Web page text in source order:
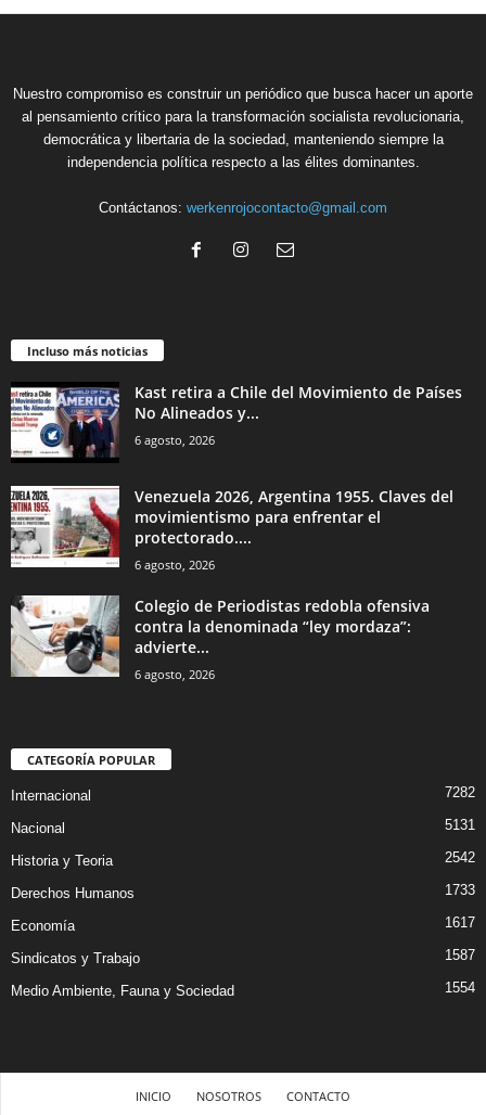
Nuestro compromiso es construir un periódico que busca hacer un aporte
al pensamiento crítico para la transformación socialista revolucionaria,
democrática y libertaria de la sociedad, manteniendo siempre la
independencia política respecto a las élites dominantes.
Contáctanos: werkenrojocontacto@gmail.com
Incluso más noticias
Kast retira a Chile del Movimiento de Países
No Alineados y...
6 agosto, 2026
Venezuela 2026, Argentina 1955. Claves del
movimientismo para enfrentar el
protectorado....
6 agosto, 2026
Colegio de Periodistas redobla ofensiva
contra la denominada “ley mordaza”:
advierte...
6 agosto, 2026
CATEGORÍA POPULAR
Internacional 7282
Nacional 5131
Historia y Teoria 2542
Derechos Humanos 1733
Economía 1617
Sindicatos y Trabajo 1587
Medio Ambiente, Fauna y Sociedad 1554
INICIO NOSOTROS CONTACTO